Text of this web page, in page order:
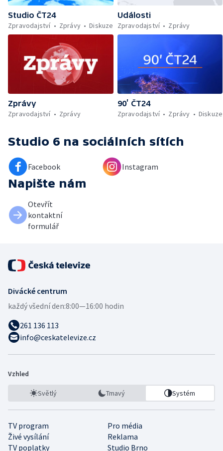
Studio ČT24
Zpravodajství
Zprávy Diskuze
Události
Zpravodajství
Zprávy
Zprávy
Zpravodajství
Zprávy
90’ ČT24
Zpravodajství
Zprávy Diskuze
Studio 6 na sociálních sítích
Facebook Instagram
Napište nám
Otevřít
kontaktní
formulář
Divácké centrum
každý všední den:8:00—16:00 hodin
261 136 113
info@ceskatelevize.cz
Vzhled
Světlý Tmavý Systém
TV program
Pro média
Živé vysílání
Reklama
TV poplatky
Studio Brno